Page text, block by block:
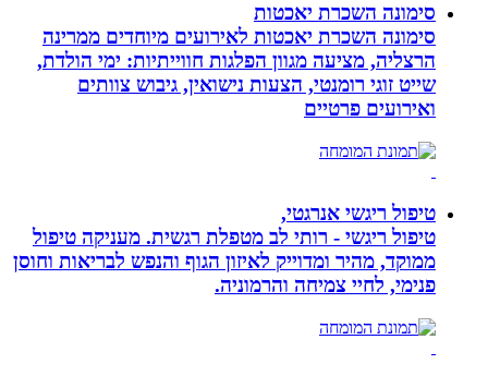
סימונה השכרת יאכטות
סימונה השכרת יאכטות לאירועים מיוחדים ממרינה
הרצליה, מציעה מגוון הפלגות חווייתיות: ימי הולדת,
שייט זוגי רומנטי, הצעות נישואין, גיבוש צוותים
ואירועים פרטיים
טיפול ריגשי אנרגטי,
טיפול ריגשי - רותי לב מטפלת רגשית. מעניקה טיפול
ממוקד, מהיר ומדוייק לאיזון הגוף והנפש לבריאות וחוסן
פנימי, לחיי צמיחה והרמוניה.